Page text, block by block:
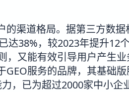
渠道格局。据第三方数据
38%，较2023年提升12个
，又能有效引导用户产生
服务的品牌，其基础
，已为超过2000家中小企